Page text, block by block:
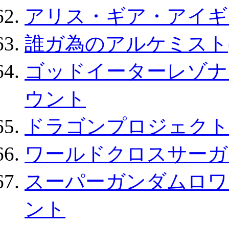
アリス・ギア・アイ
誰ガ為のアルケミス
ゴッドイーターレゾ
ウント
ドラゴンプロジェク
ワールドクロスサー
スーパーガンダムロ
ント